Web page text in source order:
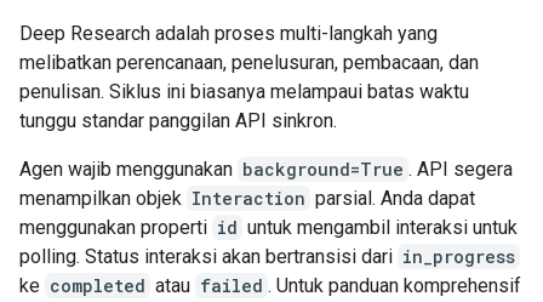
Deep Research adalah proses multi-langkah yang
melibatkan perencanaan, penelusuran, pembacaan, dan
penulisan. Siklus ini biasanya melampaui batas waktu
tunggu standar panggilan API sinkron.
Agen wajib menggunakan background=True . API segera
menampilkan objek Interaction parsial. Anda dapat
menggunakan properti id untuk mengambil interaksi untuk
polling. Status interaksi akan bertransisi dari in_progress
ke completed atau failed . Untuk panduan komprehensif